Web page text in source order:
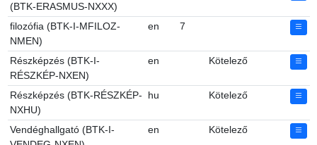
(BTK-ERASMUS-NXXX)
filozófia (BTK-I-MFILOZ-
NMEN)
en 7
Részképzés (BTK-I-
RÉSZKÉP-NXEN)
en Kötelező
Részképzés (BTK-RÉSZKÉP-
NXHU)
hu Kötelező
Vendéghallgató (BTK-I-
en Kötelező